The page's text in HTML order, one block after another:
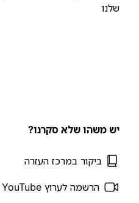
שלנו
יש משהו שלא סקרנו?
ביקור במרכז העזרה
הרשמה לערוץ YouTube